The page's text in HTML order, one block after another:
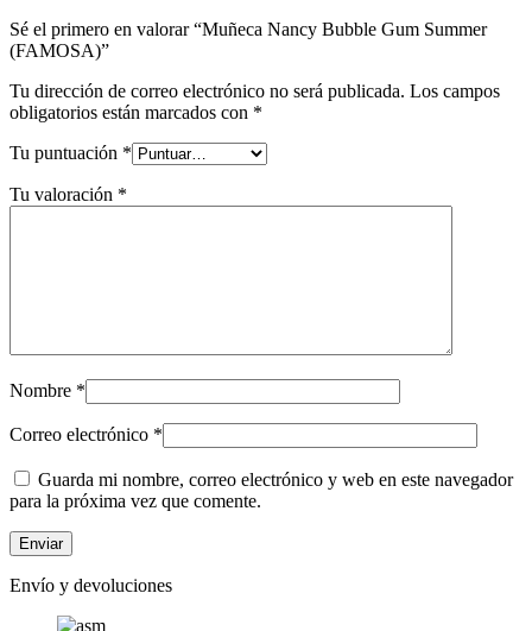
Sé el primero en valorar “Muñeca Nancy Bubble Gum Summer
(FAMOSA)”
Tu dirección de correo electrónico no será publicada. Los campos
obligatorios están marcados con *
Tu puntuación *
Tu valoración *
Nombre *
Correo electrónico *
Guarda mi nombre, correo electrónico y web en este navegador
para la próxima vez que comente.
Envío y devoluciones